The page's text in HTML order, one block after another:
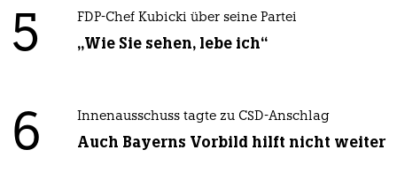
5 FDP-Chef Kubicki über seine Partei
„Wie Sie sehen, lebe ich“
6 Innenausschuss tagte zu CSD-Anschlag
Auch Bayerns Vorbild hilft nicht weiter